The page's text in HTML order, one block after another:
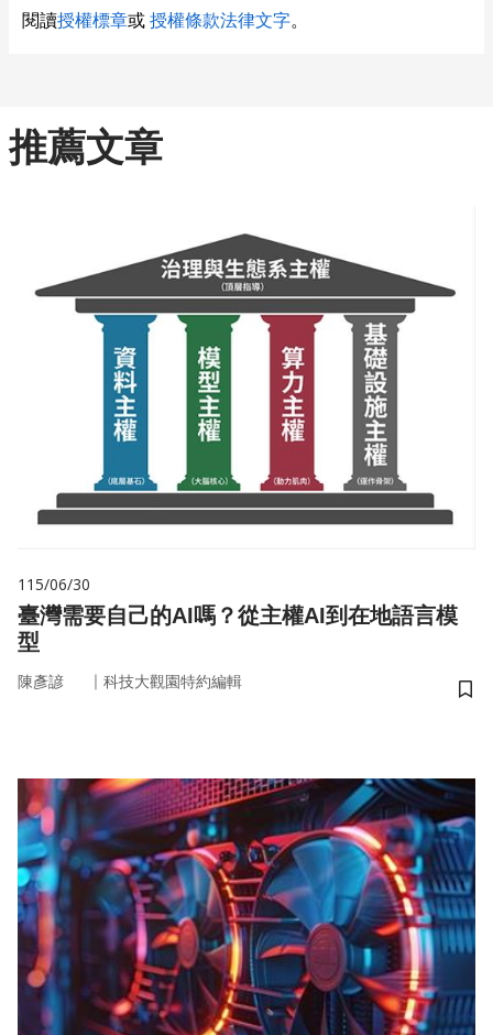
閱讀授權標章或 授權條款法律文字。
推薦文章
115/06/30
臺灣需要自己的AI嗎？從主權AI到在地語言模
型
陳彥諺 ｜ 科技大觀園特約編輯
儲